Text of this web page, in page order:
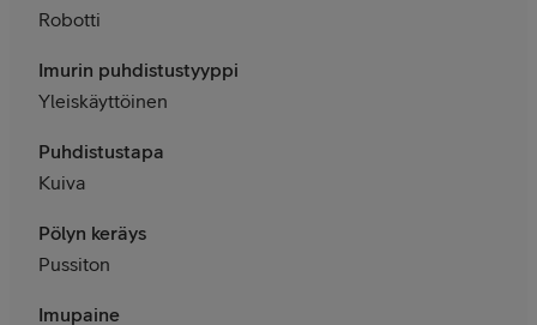
Robotti
Imurin puhdistustyyppi
Yleiskäyttöinen
Puhdistustapa
Kuiva
Pölyn keräys
Pussiton
Imupaine